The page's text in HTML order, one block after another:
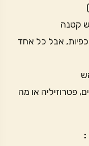
קטנה
מוסיפים מלח לפי הטעם (יצא לי 1.5 כפיות, אבל כל אחד
פטרוזיליה או מה